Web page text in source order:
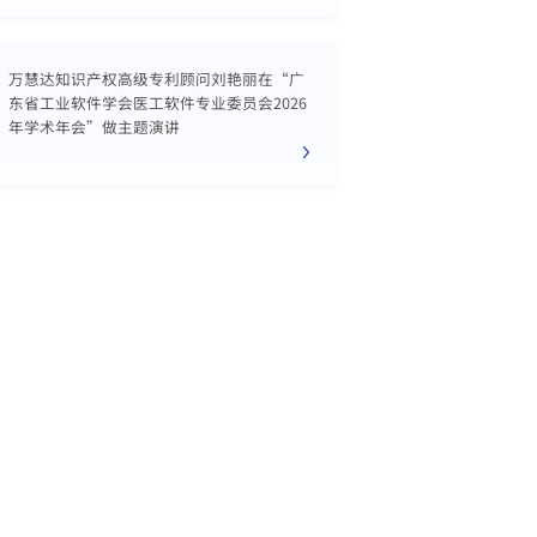
万慧达知识产权高级专利顾问刘艳丽在“广
东省工业软件学会医工软件专业委员会2026
年学术年会”做主题演讲